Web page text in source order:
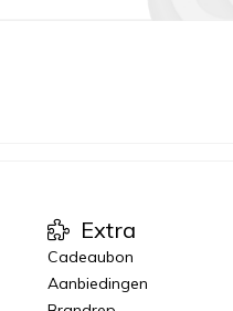
Extra
Cadeaubon
Aanbiedingen